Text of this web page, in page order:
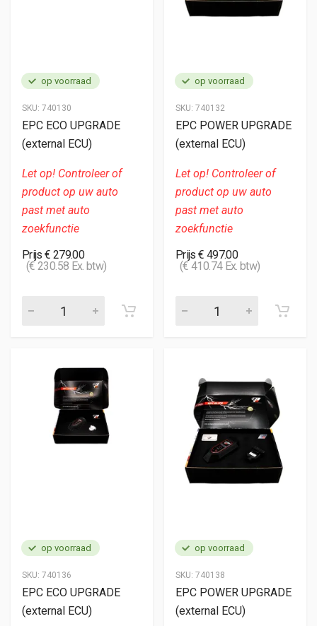
op voorraad
SKU: 740130
EPC ECO UPGRADE
(external ECU)
Let op! Controleer of
product op uw auto
past met auto
zoekfunctie
Prijs € 279.00
(€ 230.58 Ex. btw)
op voorraad
SKU: 740132
EPC POWER UPGRADE
(external ECU)
Let op! Controleer of
product op uw auto
past met auto
zoekfunctie
Prijs € 497.00
(€ 410.74 Ex. btw)
op voorraad
SKU: 740136
EPC ECO UPGRADE
(external ECU)
op voorraad
SKU: 740138
EPC POWER UPGRADE
(external ECU)